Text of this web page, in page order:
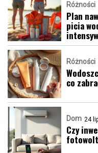
Różności
Plan
picia
Różności
co
Dom 24
Czy